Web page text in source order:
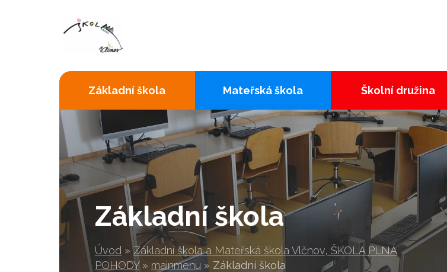
Základní škola
Úvod » Základní škola a Mateřská škola Vlčnov, ŠKOLA PLNÁ
POHODY » mainmenu » Základní škola
Základní škola Mateřská škola Školní družina